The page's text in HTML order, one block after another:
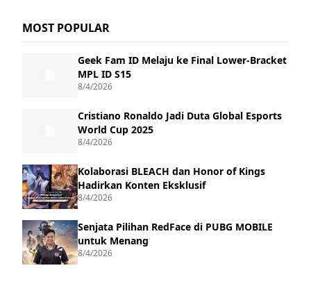
MOST POPULAR
Geek Fam ID Melaju ke Final Lower-Bracket
MPL ID S15
8/4/2026
Cristiano Ronaldo Jadi Duta Global Esports
World Cup 2025
8/4/2026
Kolaborasi BLEACH dan Honor of Kings
Hadirkan Konten Eksklusif
8/4/2026
Senjata Pilihan RedFace di PUBG MOBILE
untuk Menang
8/4/2026